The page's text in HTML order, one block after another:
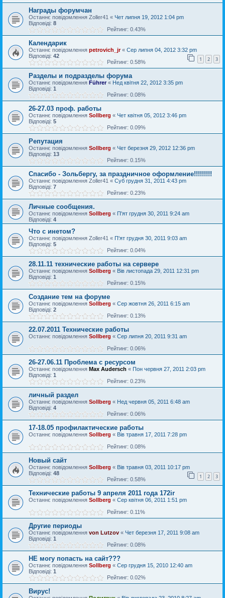
Награды форумчан
Останнє повідомлення Zoller41 « Чет липня 19, 2012 1:04 pm
Відповіді: 8
Рейтинг: 0.43%
Календарик
Останнє повідомлення petrovich_jr« Сер липня 04, 2012 3:32 pm
Відповіді: 42 1 2 3
Рейтинг: 0.58%
Разделы и подразделы форума
Останнє повідомлення Führer« Нед квітня 22, 2012 3:35 pm
Відповіді: 1
Рейтинг: 0.08%
26-27.03 проф. работы
Останнє повідомлення Sollberg « Чет квітня 05, 2012 3:46 pm
Відповіді: 5
Рейтинг: 0.09%
Репутация
Останнє повідомлення Sollberg « Чет березня 29, 2012 12:36 pm
Відповіді: 13
Рейтинг: 0.15%
Спасибо - Зольбергу, за праздничное оформление!!!!!!!!!
Останнє повідомлення Zoller41 « Суб грудня 31, 2011 4:43 pm
Відповіді: 7
Рейтинг: 0.23%
Личные сообщения.
Останнє повідомлення Sollberg « П'ят грудня 30, 2011 9:24 am
Відповіді: 4
Что с инетом?
Останнє повідомлення Zoller41 « П'ят грудня 30, 2011 9:03 am
Відповіді: 5
Рейтинг: 0.04%
28.11.11 технические работы на сервере
Останнє повідомлення Sollberg « Вів листопада 29, 2011 12:31 pm
Відповіді: 1
Рейтинг: 0.15%
Создание тем на форуме
Останнє повідомлення Sollberg « Сер жовтня 26, 2011 6:15 am
Відповіді: 2
Рейтинг: 0.13%
22.07.2011 Технические работы
Останнє повідомлення Sollberg « Сер липня 20, 2011 9:31 am
Рейтинг: 0.06%
26-27.06.11 Проблема с ресурсом
Останнє повідомлення Max Audersch « Пон червня 27, 2011 2:03 pm
Відповіді: 1
Рейтинг: 0.23%
личный раздел
Останнє повідомлення Sollberg « Нед червня 05, 2011 6:48 am
Відповіді: 4
Рейтинг: 0.06%
17-18.05 профилактические работы
Останнє повідомлення Sollberg « Вів травня 17, 2011 7:28 pm
Рейтинг: 0.08%
Новый сайт
Останнє повідомлення Sollberg « Вів травня 03, 2011 10:17 pm
Відповіді: 48 1 2 3
Рейтинг: 0.58%
Технические работы 9 апреля 2011 года 172ir
Останнє повідомлення Sollberg « Сер квітня 06, 2011 1:51 pm
Рейтинг: 0.11%
Другие периоды
Останнє повідомлення von Lutzov « Чет березня 17, 2011 9:08 am
Відповіді: 1
Рейтинг: 0.08%
НЕ могу попасть на сайт???
Останнє повідомлення Sollberg « Сер грудня 15, 2010 12:40 am
Відповіді: 1
Рейтинг: 0.02%
Вирус!